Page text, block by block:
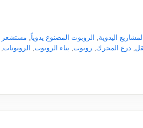
اليدوية الروبوت المصنوع يدوياً
مستشعر
درع المحرك روبوت بناء الروبوت الروبوتات